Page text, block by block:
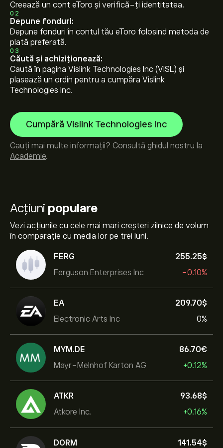
Acțiuni populare
Vezi acțiunile cu cele mai mari creșteri zilnice de volum
în comparație cu media lor pe trei luni.
FERG
Ferguson Enterprises Inc
255.25‎$‎
-0.10%
EA
Electronic Arts Inc
209.70‎$‎
0%
MYM.DE
Mayr-Melnhof Karton AG
86.70‎€‎
+0.12%
ATKR
Atkore Inc.
93.68‎$‎
+0.16%
DORM
141.54‎$‎
Creează un cont eToro și verifică-ți identitatea.
02
Depune fonduri:
Depune fonduri în contul tău eToro folosind metoda de
plată preferată.
03
Căută și achiziționează:
Caută în pagina Vislink Technologies Inc (VISL) și
plasează un ordin pentru a cumpăra Vislink
Technologies Inc.
Cumpără Vislink Technologies Inc
Cauți mai multe informații? Consultă ghidul nostru la
Academie.